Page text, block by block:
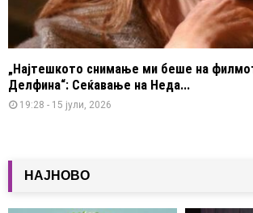
„Најтешкото снимање ми беше на
Делфина“: Сеќавање на Неда...
19:28 - 15 јули, 2026
НАЈНОВО